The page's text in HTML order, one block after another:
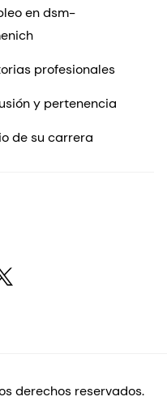
en dsm-
profesionales
y pertenencia
de su carrera
derechos reservados.